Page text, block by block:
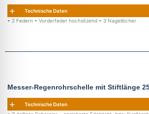
Technische Daten
• 2 Federn • Vorderfeder hochsitzend • 3 Nagellöcher
Messer-Regenrohrschelle mit Stiftlänge
Technische Daten